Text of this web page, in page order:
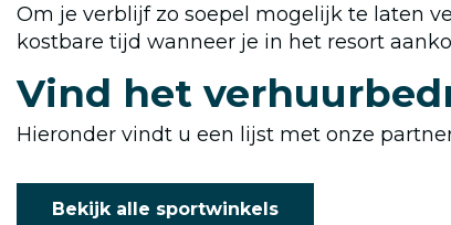
Om je verblijf zo soepel mogelijk te laten
kostbare tijd wanneer je in het resort
Vind het
Hieronder vindt u een lijst met onze
Bekijk alle sportwinkels